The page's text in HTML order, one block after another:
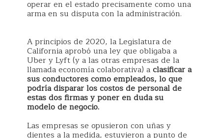
operar en el estado precisamente como una
arma en su disputa con la administración.
A principios de 2020, la Legislatura de
California aprobó una ley que obligaba a
Uber y Lyft (y a las otras empresas de la
llamada economía colaborativa) aclasificar a
sus conductores como empleados, lo que
podría disparar los costos de personal de
estas dos firmas y poner en duda su
modelo de negocio.
Las empresas se opusieron con uñas y
dientes a la medida, estuvieron a punto de